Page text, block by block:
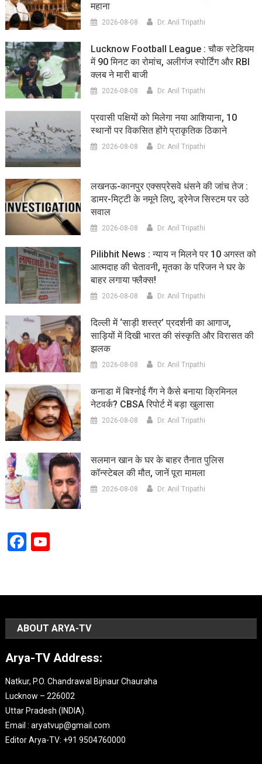
महाना
2026-08-08 Dr. Anil Tripathi
Lucknow Football League : चौक स्टेडियम
में 90 मिनट का रोमांच, अलीगंज स्पोर्टिंग और RBI
क्लब ने मारी बाजी
2026-08-08 Dr. Anil Tripathi
प्रवासी पक्षियों को मिलेगा नया आशियाना, 10
स्थानों पर विकसित होंगे प्राकृतिक ठिकाने
2026-08-08 Dr. Anil Tripathi
लखनऊ-कानपुर एक्सप्रेसवे धंसने की जांच तेज :
डामर-मिट्टी के नमूने लिए, ड्रेनेज सिस्टम पर उठे
सवाल
2026-08-08 Dr. Anil Tripathi
Pilibhit News : न्याय न मिलने पर 10 अगस्त को
आत्मदाह की चेतावनी, मृतका के परिजन ने घर के
बाहर लगाया फ्लैक्स!
2026-08-08 Dr. Anil Tripathi
दिल्ली में ‘साड़ी शस्त्र’ प्रदर्शनी का आगाज,
साड़ियों में दिखी भारत की संस्कृति और विरासत की
झलक
2026-08-08 Dr. Anil Tripathi
कनाडा में बिश्नोई गैंग ने कैसे बनाया क्रिमिनल
नेटवर्क? CBSA रिपोर्ट में बड़ा खुलासा
2026-08-08 Dr. Anil Tripathi
सलमान खान के घर के बाहर तैनात पुलिस
कॉन्स्टेबल की मौत, जानें पूरा मामला
2026-08-08 Dr. Anil Tripathi
Facebook
ABOUT ARYA-TV
Arya-TV Address:
Natkur, P.O. Chandrawal Bijnaur Chauraha
Lucknow – 226002
Uttar Pradesh (INDIA).
Email : aryatvup@gmail.com
Editor Arya-TV: +91 9504760000